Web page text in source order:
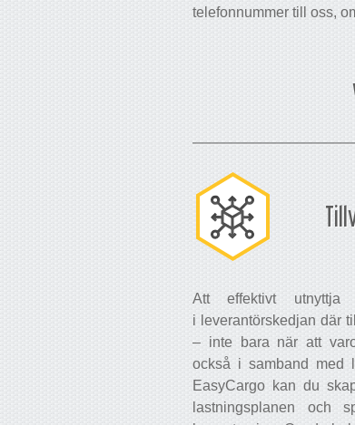
telefonnummer till oss,
Att effektivt
i leverantörskedjan där
– inte bara när att
också i samband med
EasyCargo kan du
lastningsplanen och